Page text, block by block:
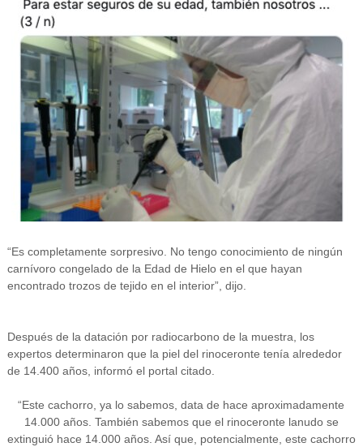
“Es completamente sorpresivo. No tengo conocimiento de ningún
carnívoro congelado de la Edad de Hielo en el que hayan
encontrado trozos de tejido en el interior”, dijo.
Después de la datación por radiocarbono de la muestra, los
expertos determinaron que la piel del rinoceronte tenía alrededor
de 14.400 años, informó el portal citado.
“Este cachorro, ya lo sabemos, data de hace aproximadamente
14.000 años. También sabemos que el rinoceronte lanudo se
extinguió hace 14.000 años. Así que, potencialmente, este cachorro